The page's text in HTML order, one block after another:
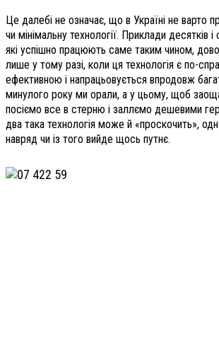
Це далебі не означає, що в Україні не варто
чи мінімальну технології. Приклади десятків
які успішно працюють саме таким чином,
лише у тому разі, коли ця технологія є по-
ефективною і напрацьовується впродовж
минулого року ми орали, а у цьому, щоб
посіємо все в стерню і заллємо дешевими
два така технологія може й «проскочить»,
навряд чи із того вийде щось путнє.